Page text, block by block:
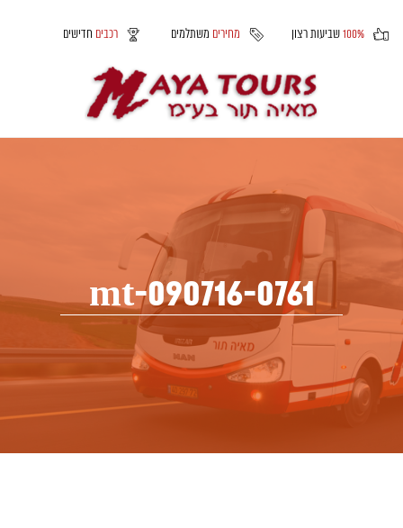
100%שביעות רצון מחירים משתלמים רכבים חדישים
mt-090716-0761